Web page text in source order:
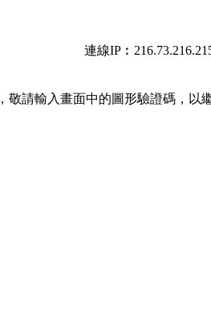
連線
敬請輸入畫面中的圖形驗證碼，以